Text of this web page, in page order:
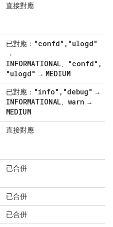
直接對應
已對應： "confd" , "ulogd"
→
INFORMATIONAL "confd" ,
"ulogd" → MEDIUM
已對應： "info" , "debug" →
INFORMATIONAL warn →
MEDIUM
直接對應
已合併
已合併
已合併